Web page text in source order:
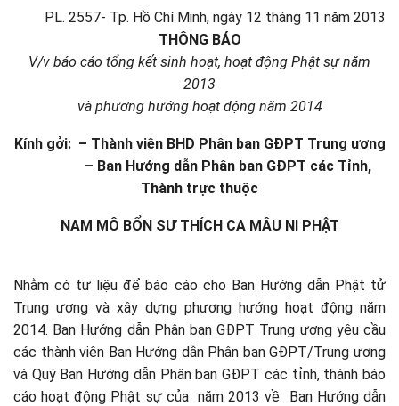
PL. 2557- Tp. Hồ Chí Minh, ngày 12 tháng 11 năm 2013
THÔNG BÁO
V/v báo cáo tổng kết sinh hoạt, hoạt động Phật sự năm
2013
và phương hướng hoạt động năm 2014
Kính gởi: – Thành viên BHD Phân ban GĐPT Trung ương
– Ban Hướng dẫn Phân ban GĐPT các Tỉnh,
Thành trực thuộc
NAM MÔ BỔN SƯ THÍCH CA MÂU NI PHẬT
Nhằm có tư liệu để báo cáo cho Ban Hướng dẫn Phật tử
Trung ương và xây dựng phương hướng hoạt động năm
2014. Ban Hướng dẫn Phân ban GĐPT Trung ương yêu cầu
các thành viên Ban Hướng dẫn Phân ban GĐPT/Trung ương
và Quý Ban Hướng dẫn Phân ban GĐPT các tỉnh, thành báo
cáo hoạt động Phật sự của năm 2013 về Ban Hướng dẫn